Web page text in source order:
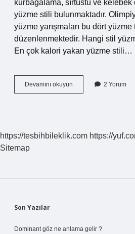
kurbağalama, sırtüstü ve kelebek
yüzme stili bulunmaktadır.
yüzme yarışmaları bu dört
düzenlenmektedir. Hangi stil
En çok kalori yakan yüzme stili…
Devamını okuyun
Yavaş
2 Yorum
https://tesbihbileklik.com https://
Sitemap
Sidebar
Son Yazılar
Dominant göz ne anlama gelir ?